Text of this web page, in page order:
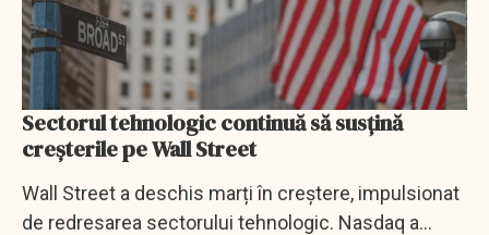
Sectorul tehnologic continuă să susţină
creșterile pe Wall Street
Wall Street a deschis marți în creștere, impulsionat
de redresarea sectorului tehnologic. Nasdaq a